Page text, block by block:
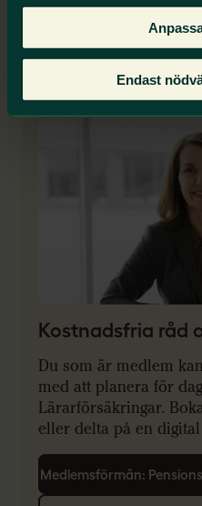
Endast
Om att trappa ned och
Medlemsförmån
Kostnadsfria råd
Du som är medlem
med att planera för
Lärarförsäkringar.
eller delta på en
Medlemsförmån: